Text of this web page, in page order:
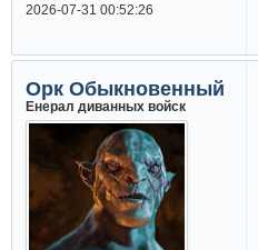
2026-07-31 00:52:26
Орк Обыкновенный
Енерал диванных войск